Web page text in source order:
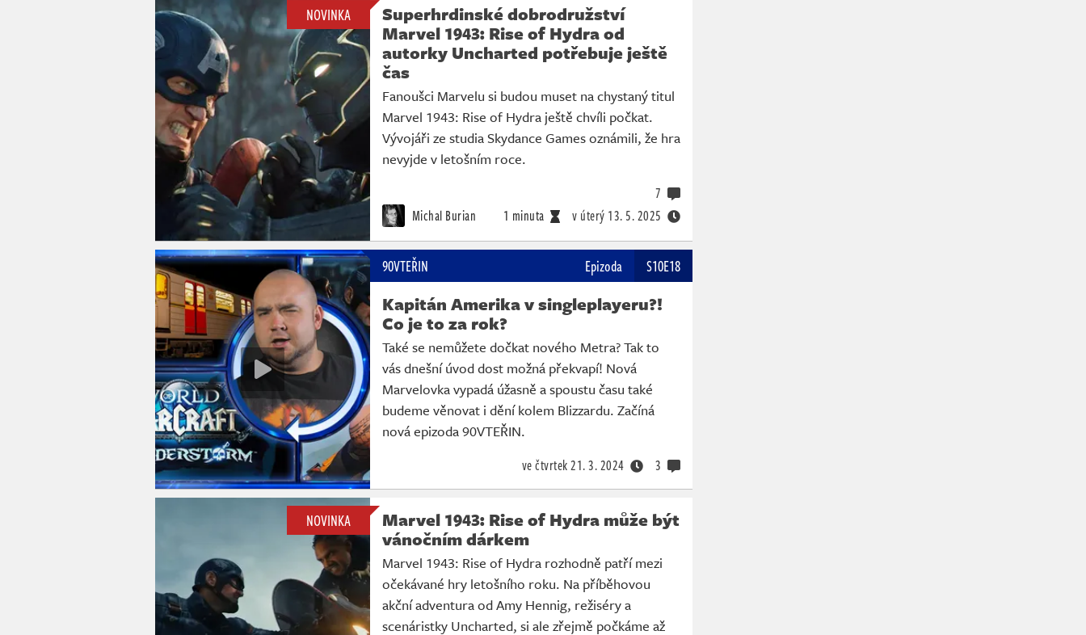
NOVINKA
Superhrdinské dobrodružství
Marvel 1943: Rise of Hydra od
autorky Uncharted potřebuje ještě
čas
Fanoušci Marvelu si budou muset na chystaný titul
Marvel 1943: Rise of Hydra ještě chvíli počkat.
Vývojáři ze studia Skydance Games oznámili, že hra
nevyjde v letošním roce.
Michal Burian 1 minuta v úterý 13. 5. 2025
7
90VTEŘIN Epizoda S10E18
Kapitán Amerika v singleplayeru?!
Co je to za rok?
Také se nemůžete dočkat nového Metra? Tak to
vás dnešní úvod dost možná překvapí! Nová
Marvelovka vypadá úžasně a spoustu času také
budeme věnovat i dění kolem Blizzardu. Začíná
nová epizoda 90VTEŘIN.
ve čtvrtek21. 3. 2024 3
NOVINKA
Marvel 1943: Rise of Hydra může být
vánočním dárkem
Marvel 1943: Rise of Hydra rozhodně patří mezi
očekávané hry letošního roku. Na příběhovou
akční adventura od Amy Hennig, režiséry a
scenáristky Uncharted, si ale zřejmě počkáme až